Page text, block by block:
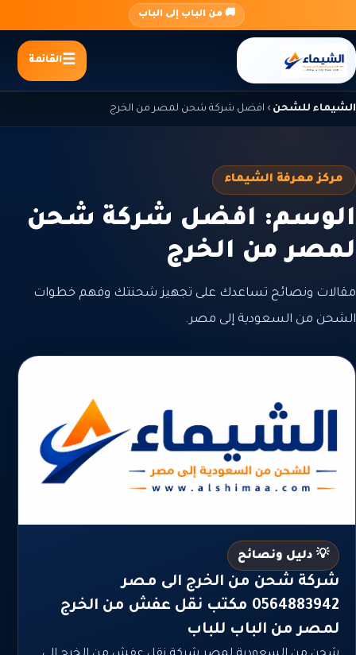
المحتوى
🚚 من الباب إلى الباب
القائمة
الشيماء للشحن › افضل شركة شحن لمصر من الخرج
مركز معرفة الشيماء
الوسم: افضل شركة شحن
لمصر من الخرج
مقالات ونصائح تساعدك على تجهيز شحنتك وفهم خطوات
الشحن من السعودية إلى مصر.
💡 دليل ونصائح
شركة شحن من الخرج الى مصر
0564883942 مكتب نقل عفش من الخرج
لمصر من الباب للباب